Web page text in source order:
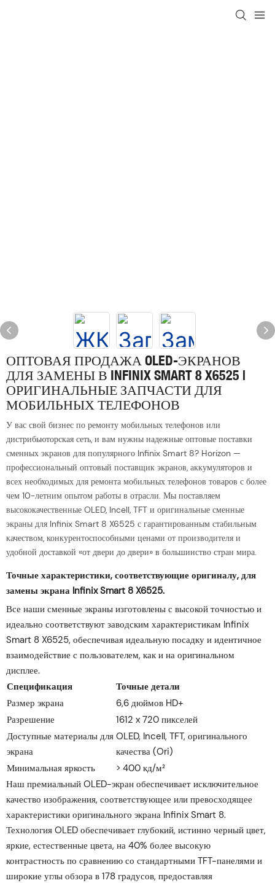
ОПТОВАЯ ПРОДАЖА OLED-ЭКРАНОВ
ДЛЯ ЗАМЕНЫ В INFINIX SMART 8 X6525 |
ОРИГИНАЛЬНЫЕ ЗАПЧАСТИ ДЛЯ
МОБИЛЬНЫХ ТЕЛЕФОНОВ
У вас свой бизнес по ремонту мобильных телефонов или
дистрибьюторская сеть, и вам нужны надежные оптовые поставки
сменных экранов для популярного Infinix Smart 8? Horizon —
профессиональный оптовый поставщик экранов, аккумуляторов и
всех необходимых для ремонта мобильных телефонов товаров с более
чем 10-летним опытом работы в отрасли. Мы поставляем
высококачественные OLED, Incell, TFT и оригинальные сменные
экраны для Infinix Smart 8 X6525 с гарантированным стабильным
качеством, конкурентоспособными ценами от производителя и
удобной доставкой «от двери до двери» в большинство стран мира.
Точные характеристики, соответствующие оригиналу, для
замены экрана Infinix Smart 8 X6525.
Все наши сменные экраны изготовлены с высокой точностью и
идеально соответствуют заводским характеристикам Infinix
Smart 8 X6525, обеспечивая идеальную посадку и идентичное
взаимодействие с пользователем, как и на оригинальном
дисплее.
Спецификация
Точные детали
Размер экрана
6,6 дюймов HD+
Разрешение
1612 x 720 пикселей
Доступные материалы для
экрана
OLED, Incell, TFT, оригинального
качества (Ori)
Минимальная яркость
> 400 кд/м²
Наш премиальный OLED-экран обеспечивает исключительное
качество изображения, соответствующее или превосходящее
характеристики оригинального экрана Infinix Smart 8.
Технология OLED обеспечивает глубокий, истинно черный цвет,
яркие, естественные цвета, на 40% более высокую
контрастность по сравнению со стандартными TFT-панелями и
широкие углы обзора в 178 градусов, предоставляя